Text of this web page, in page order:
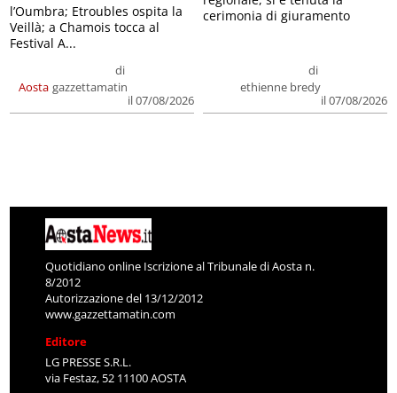
Aosta
di
gazzettamatin
il 07/08/2026
l’Oumbra; Etroubles ospita la
Veillà; a Chamois tocca al
Festival A...
di
ethienne bredy
il 07/08/2026
cerimonia di giuramento
Quotidiano online Iscrizione al Tribunale di Aosta n.
8/2012
Autorizzazione del 13/12/2012
www.gazzettamatin.com
Editore
LG PRESSE S.R.L.
via Festaz, 52 11100 AOSTA